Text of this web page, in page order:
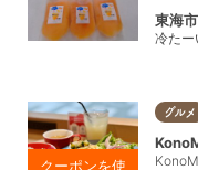
サービス
ジム・エクササ
東海
冷た
グルメ